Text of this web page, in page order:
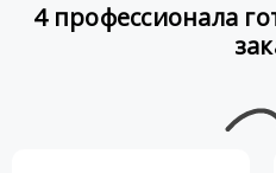
4 профессионала